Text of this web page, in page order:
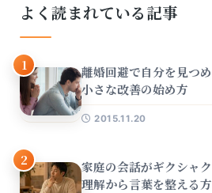
よく読まれている記事
1
離婚回避で自分を見つ
小さな改善の始め方
2015.11.20
2
家庭の会話がギクシャ
理解から言葉を整える